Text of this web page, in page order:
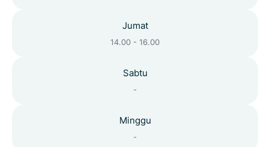
Jumat
14.00 - 16.00
Sabtu
-
Minggu
-